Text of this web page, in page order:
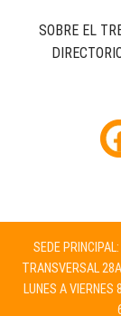
SOBRE EL
SEDE
TRANSVERSAL
LUNES A